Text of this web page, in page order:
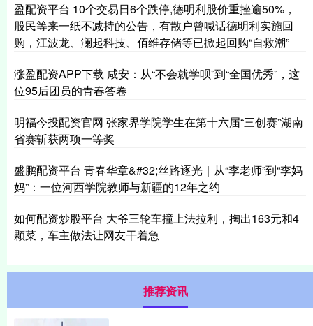
盈配资平台 10个交易日6个跌停,德明利股价重挫逾50%，
股民等来一纸不减持的公告，有散户曾喊话德明利实施回
购，江波龙、澜起科技、佰维存储等已掀起回购“自救潮”
涨盈配资APP下载 咸安：从“不会就学呗”到“全国优秀”，这
位95后团员的青春答卷
明福今投配资官网 张家界学院学生在第十六届“三创赛”湖南
省赛斩获两项一等奖
盛鹏配资平台 青春华章&#32;丝路逐光｜从“李老师”到“李妈
妈”：一位河西学院教师与新疆的12年之约
如何配资炒股平台 大爷三轮车撞上法拉利，掏出163元和4
颗菜，车主做法让网友干着急
推荐资讯